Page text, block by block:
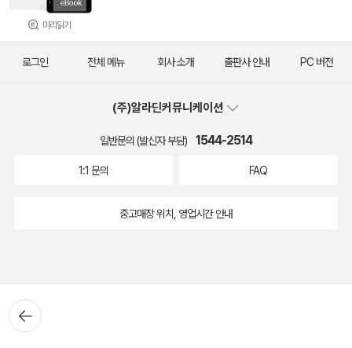
미리읽기
뒤로가
기
로그인 전체 메뉴 회사 소개 출판사 안내 PC 버전
(주)알라딘커뮤니케이션
일반문의 (발신자 부담) 1544-2514
1:1 문의 FAQ
중고매장 위치, 영업시간 안내